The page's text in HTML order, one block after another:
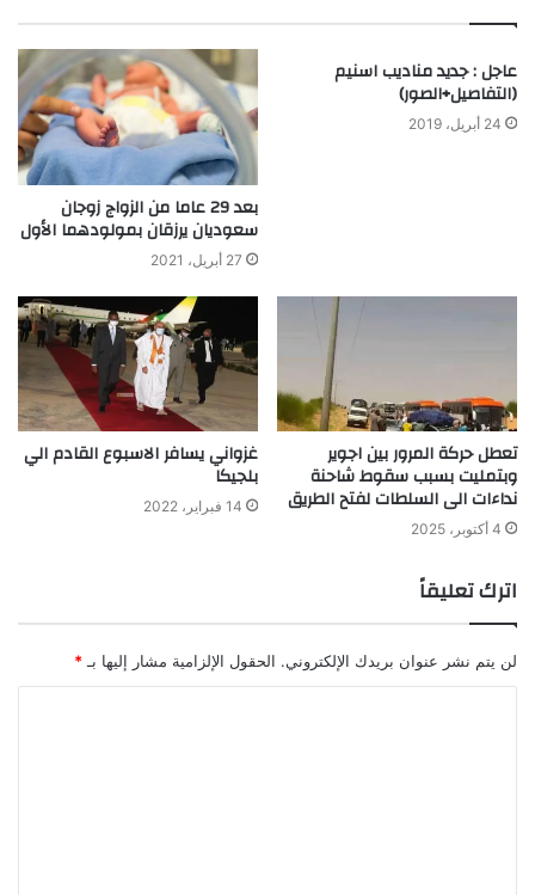
عاجل : جديد مناديب اسنيم
(التفاصيل+الصور)
24 أبريل، 2019
بعد 29 عاما من الزواج زوجان
سعوديان يرزقان بمولودهما الأول
27 أبريل، 2021
تعطل حركة المرور بين اجوير
وبتمليت بسبب سقوط شاحنة
نداءات الى السلطات لفتح الطريق
4 أكتوبر، 2025
غزواني يسافر الاسبوع القادم الي
بلجيكا
14 فبراير، 2022
اترك تعليقاً
لن يتم نشر عنوان بريدك الإلكتروني. الحقول الإلزامية مشار إليها بـ *